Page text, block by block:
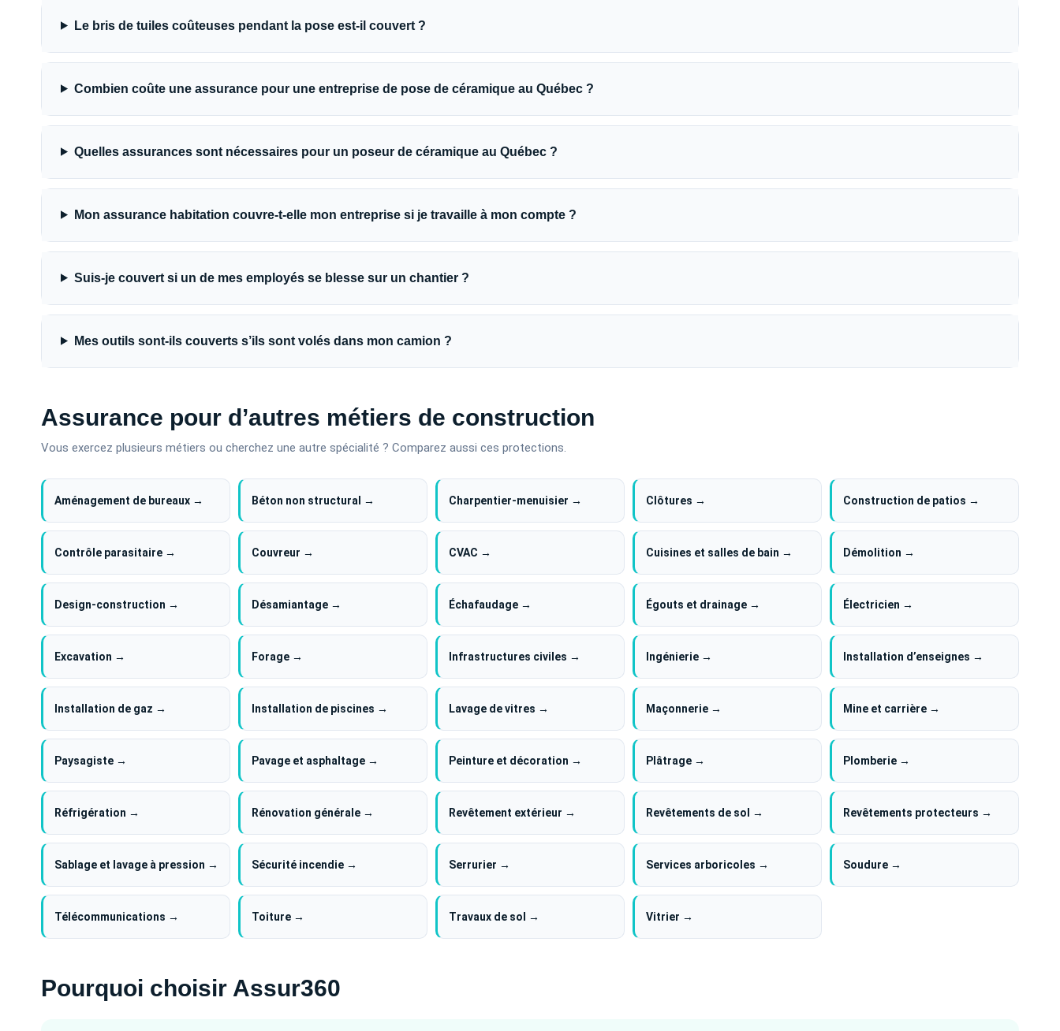
Le bris de tuiles coûteuses pendant la pose est-il couvert ?
Combien coûte une assurance pour une entreprise de pose de céramique au Québec ?
Quelles assurances sont nécessaires pour un poseur de céramique au Québec ?
Mon assurance habitation couvre-t-elle mon entreprise si je travaille à mon compte ?
Suis-je couvert si un de mes employés se blesse sur un chantier ?
Mes outils sont-ils couverts s’ils sont volés dans mon camion ?
Assurance pour d’autres métiers de construction
Vous exercez plusieurs métiers ou cherchez une autre spécialité ? Comparez aussi ces protections.
Aménagement de bureaux → Béton non structural → Charpentier-menuisier → Clôtures → Construction de patios →
Contrôle parasitaire → Couvreur → CVAC → Cuisines et salles de bain → Démolition →
Design-construction → Désamiantage → Échafaudage → Égouts et drainage → Électricien →
Excavation → Forage → Infrastructures civiles → Ingénierie → Installation d’enseignes →
Installation de gaz → Installation de piscines → Lavage de vitres → Maçonnerie → Mine et carrière →
Paysagiste → Pavage et asphaltage → Peinture et décoration → Plâtrage → Plomberie →
Réfrigération → Rénovation générale → Revêtement extérieur → Revêtements de sol → Revêtements protecteurs →
Sablage et lavage à pression → Sécurité incendie → Serrurier → Services arboricoles → Soudure →
Télécommunications → Toiture → Travaux de sol → Vitrier →
Pourquoi choisir Assur360